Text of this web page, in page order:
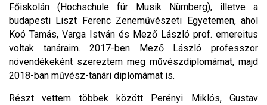
Főiskolán (Hochschule für Musik Nürnberg), illetve a
budapesti Liszt Ferenc Zeneművészeti Egyetemen, ahol
Koó Tamás, Varga István és Mező László prof. emereitus
voltak tanáraim. 2017-ben Mező László professzor
növendékeként szereztem meg művészdiplomámat, majd
2018-ban művész-tanári diplomámat is.
Részt vettem többek között Perényi Miklós, Gustav